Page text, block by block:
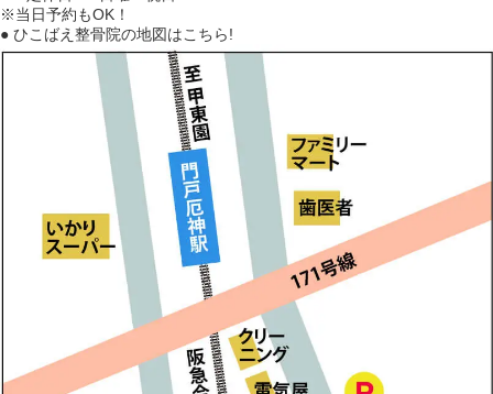
※当日予約もOK！
● ひこばえ整骨院の地図はこちら!